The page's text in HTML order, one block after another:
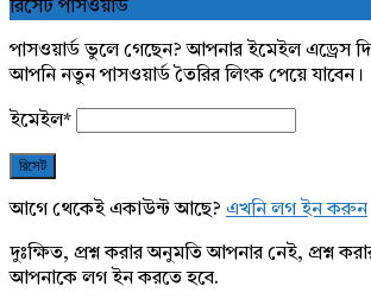
রিসেট পাসওয়ার্ড
পাসওয়ার্ড ভুলে গেছেন? আপনার ইমেইল এড্রেস
আপনি নতুন পাসওয়ার্ড তৈরির লিংক পেয়ে যাবেন।
ইমেইল*
আগে থেকেই একাউন্ট আছে? এখনি লগ ইন করুন
দুঃক্ষিত, প্রশ্ন করার অনুমতি আপনার নেই, প্রশ্ন
আপনাকে লগ ইন করতে হবে.